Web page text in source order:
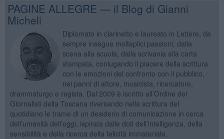
PAGINE ALLEGRE — il Blog di Gianni
Micheli
Diplomato in clarinetto e laureato in Lettere, da
sempre insegue molteplici passioni, dalla
scena alla scuola, dalla scrivania alla carta
stampata, coniugando il piacere della scrittura
con le emozioni del confronto con il pubblico,
nei panni di attore, musicista, ricercatore,
drammaturgo e regista. Dal 2009 è iscritto all’Ordine dei
Giornalisti della Toscana riversando nella scrittura del
quotidiano le trame di un desiderio di comunicazione in cerca
dell’umanità dell’oggi, ispirata dalle doti dell’intelligenza, della
sensibilità e della ricerca della felicità immateriale.